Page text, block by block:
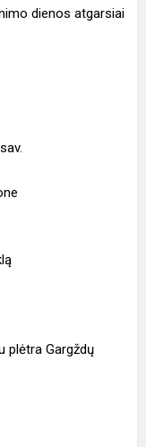
dienos atgarsiai
plėtra Gargždų